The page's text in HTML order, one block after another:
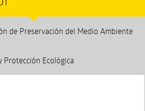
de Preservación del Medio Ambiente
Protección Ecológica